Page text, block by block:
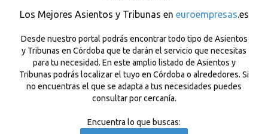
Los Mejores Asientos y Tribunas en euroempresas.es
Desde nuestro portal podrás encontrar todo tipo de Asientos
y Tribunas en Córdoba que te darán el servicio que necesitas
para tu necesidad. En este amplio listado de Asientos y
Tribunas podrás localizar el tuyo en Córdoba o alrededores. Si
no encuentras el que se adapta a tus necesidades puedes
consultar por cercanía.
Encuentra lo que buscas: